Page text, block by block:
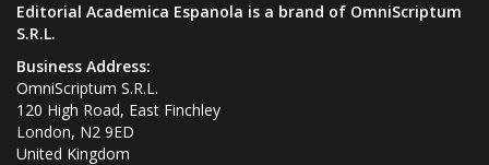
Editorial Academica Espanola is a brand of OmniScriptum
S.R.L.
Business Address:
OmniScriptum S.R.L.
120 High Road, East Finchley
London, N2 9ED
United Kingdom